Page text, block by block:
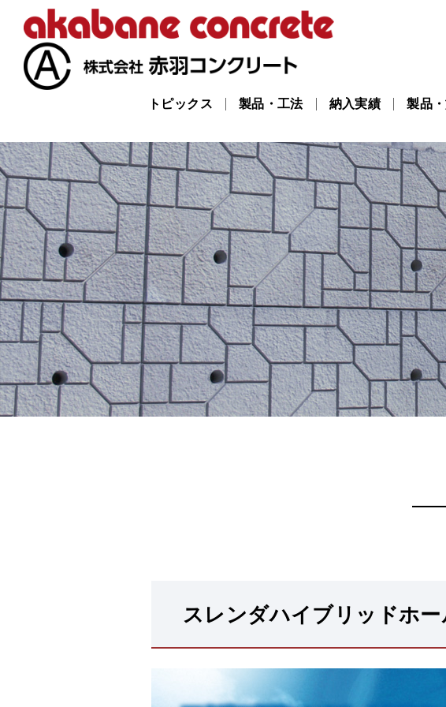
トピックス 製品・工法 納入実績 製品
スレンダハイブリッドホー